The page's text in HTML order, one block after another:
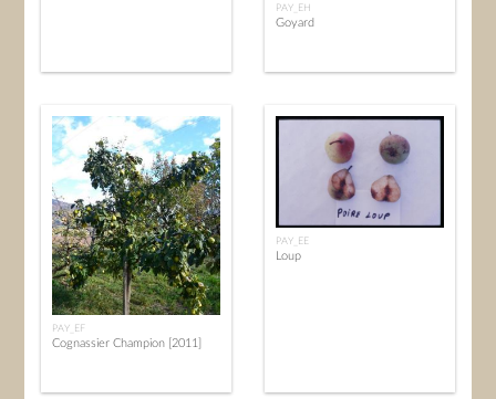
PAY_EH
Goyard
PAY_EF
Cognassier Champion [2011]
PAY_EE
Loup